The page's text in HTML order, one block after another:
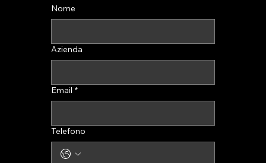
Nome
Azienda
Email *
Telefono